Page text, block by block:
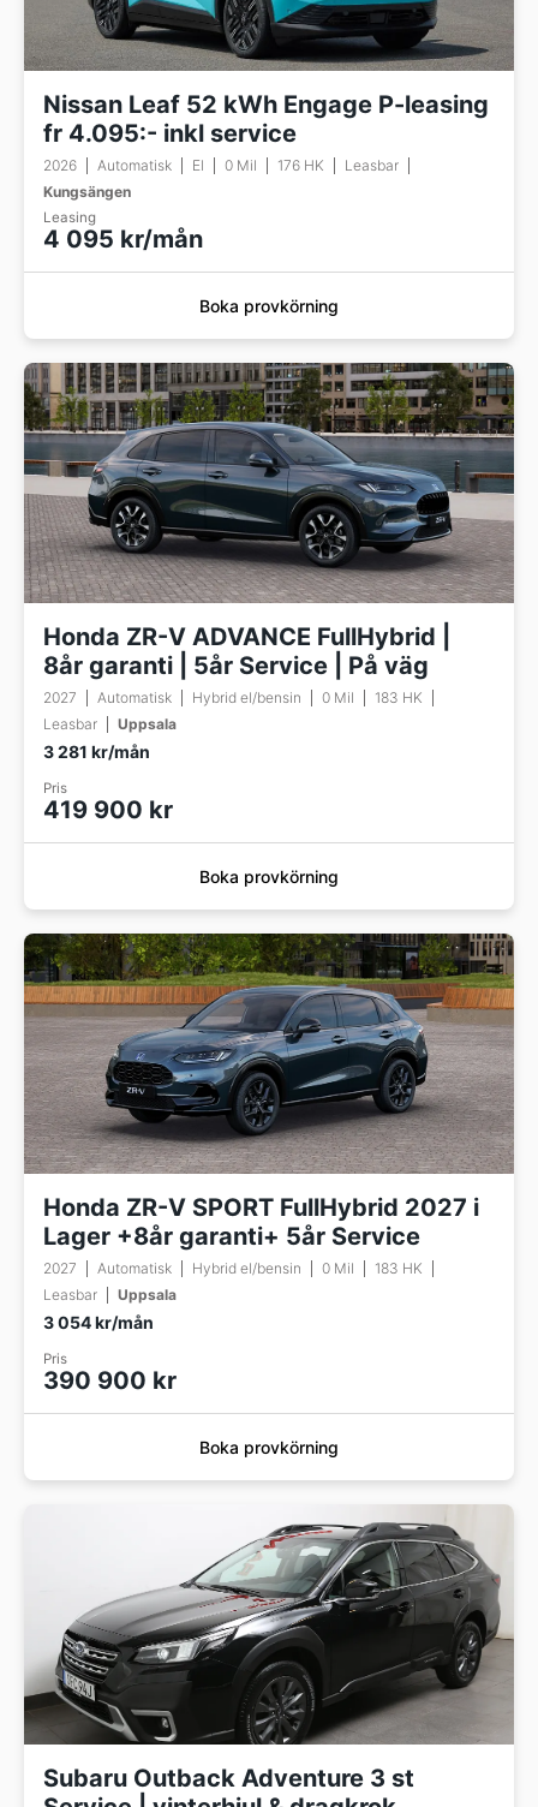
Nissan Leaf 52 kWh Engage P-leasing
fr 4.095:- inkl service
2026 Automatisk El 0 Mil 176 HK
Leasbar
Kungsängen
Leasing
4 095 kr/mån
Boka provkörning
Honda ZR-V ADVANCE FullHybrid |
8år garanti | 5år Service | På väg
2027 Automatisk Hybrid el/bensin 0 Mil
183 HK
Leasbar
Uppsala
3 281 kr/mån
Pris
419 900 kr
Boka provkörning
Honda ZR-V SPORT FullHybrid 2027 i
Lager +8år garanti+ 5år Service
2027 Automatisk Hybrid el/bensin 0 Mil
183 HK
Leasbar
Uppsala
3 054 kr/mån
Pris
390 900 kr
Boka provkörning
Subaru Outback Adventure 3 st